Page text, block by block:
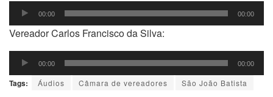
Tocador
de
áudio
00:00 00:00
Vereador Carlos Francisco da Silva:
Tocador
de
áudio
00:00 00:00
Tags: Áudios Câmara de vereadores São João Batista